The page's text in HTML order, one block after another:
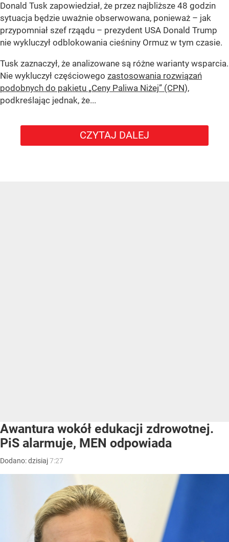
Donald Tusk zapowiedział, że przez najbliższe 48 godzin
sytuacja będzie uważnie obserwowana, ponieważ – jak
przypomniał szef rząądu – prezydent USA Donald Trump
nie wykluczył odblokowania cieśniny Ormuz w tym czasie.
Tusk zaznaczył, że analizowane są różne warianty wsparcia.
Nie wykluczył częściowego zastosowania rozwiązań
podobnych do pakietu „Ceny Paliwa Niżej” (CPN),
podkreślając jednak, że...
CZYTAJ DALEJ
Awantura wokół edukacji zdrowotnej.
PiS alarmuje, MEN odpowiada
Dodano:dzisiaj7:27